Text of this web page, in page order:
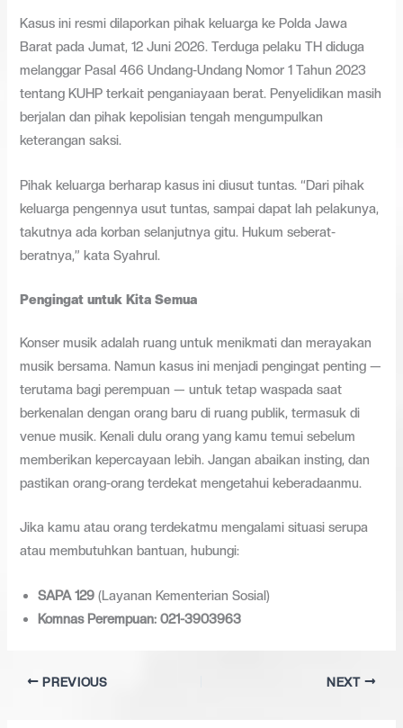
Kasus ini resmi dilaporkan pihak keluarga ke Polda Jawa
Barat pada Jumat, 12 Juni 2026. Terduga pelaku TH diduga
melanggar Pasal 466 Undang-Undang Nomor 1 Tahun 2023
tentang KUHP terkait penganiayaan berat. Penyelidikan masih
berjalan dan pihak kepolisian tengah mengumpulkan
keterangan saksi.
Pihak keluarga berharap kasus ini diusut tuntas. “Dari pihak
keluarga pengennya usut tuntas, sampai dapat lah pelakunya,
takutnya ada korban selanjutnya gitu. Hukum seberat-
beratnya,” kata Syahrul.
Pengingat untuk Kita Semua
Konser musik adalah ruang untuk menikmati dan merayakan
musik bersama. Namun kasus ini menjadi pengingat penting —
terutama bagi perempuan — untuk tetap waspada saat
berkenalan dengan orang baru di ruang publik, termasuk di
venue musik. Kenali dulu orang yang kamu temui sebelum
memberikan kepercayaan lebih. Jangan abaikan insting, dan
pastikan orang-orang terdekat mengetahui keberadaanmu.
Jika kamu atau orang terdekatmu mengalami situasi serupa
atau membutuhkan bantuan, hubungi:
SAPA 129 (Layanan Kementerian Sosial)
Komnas Perempuan: 021-3903963
PREVIOUS NEXT